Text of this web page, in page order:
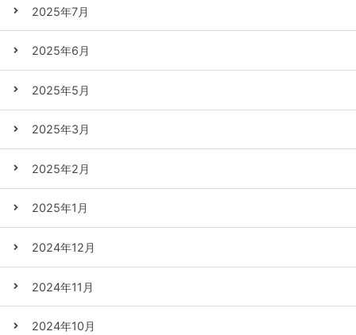
2025年7月
2025年6月
2025年5月
2025年3月
2025年2月
2025年1月
2024年12月
2024年11月
2024年10月